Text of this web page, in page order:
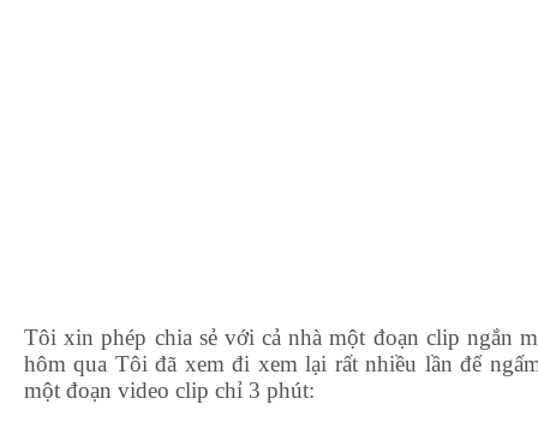
Tôi xin phép chia sẻ với cả nhà một đoạn clip ngắn
hôm qua Tôi đã xem đi xem lại rất nhiều lần để
một đoạn video clip chỉ 3 phút: